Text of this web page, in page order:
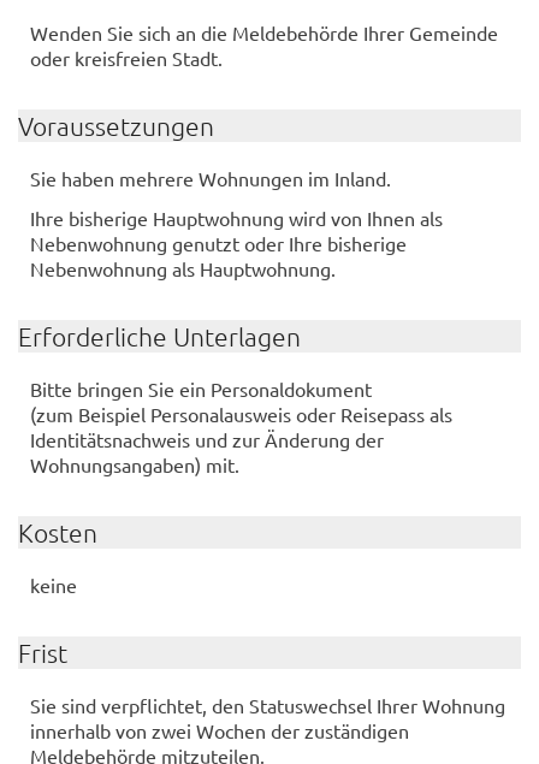
Wenden Sie sich an die Meldebehörde Ihrer Gemeinde
oder kreisfreien Stadt.
Voraussetzungen
Sie haben mehrere Wohnungen im Inland.
Ihre bisherige Hauptwohnung wird von Ihnen als
Nebenwohnung genutzt oder Ihre bisherige
Nebenwohnung als Hauptwohnung.
Erforderliche Unterlagen
Bitte bringen Sie ein Personaldokument
(zum Beispiel Personalausweis oder Reisepass als
Identitätsnachweis und zur Änderung der
Wohnungsangaben) mit.
Kosten
keine
Frist
Sie sind verpflichtet, den Statuswechsel Ihrer Wohnung
innerhalb von zwei Wochen der zuständigen
Meldebehörde mitzuteilen.